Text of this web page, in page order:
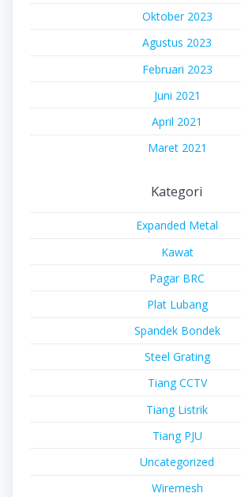
Oktober 2023
Agustus 2023
Februari 2023
Juni 2021
April 2021
Maret 2021
Kategori
Expanded Metal
Kawat
Pagar BRC
Plat Lubang
Spandek Bondek
Steel Grating
Tiang CCTV
Tiang Listrik
Tiang PJU
Uncategorized
Wiremesh